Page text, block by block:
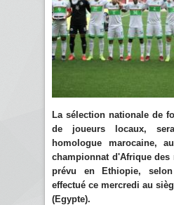
La sélection nationale de
de joueurs locaux,
homologue marocaine,
championnat d'Afrique des
prévu en Ethiopie,
effectué ce mercredi au
(Egypte).